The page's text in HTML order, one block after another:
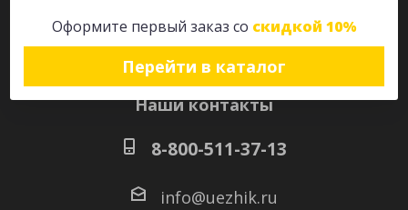
Оформите первый заказ со скидкой 10%
Перейти в каталог
Наши контакты
8-800-511-37-13
info@uezhik.ru